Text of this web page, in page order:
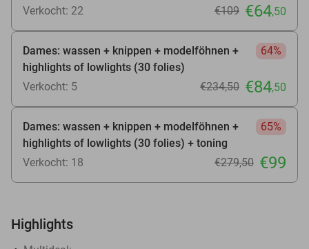
Verkocht: 22 €109 €64,50
Dames: wassen + knippen + modelföhnen +
highlights of lowlights (30 folies)
64%
Verkocht: 5 €234,50 €84,50
Dames: wassen + knippen + modelföhnen +
highlights of lowlights (30 folies) + toning
65%
Verkocht: 18 €279,50 €99
Highlights